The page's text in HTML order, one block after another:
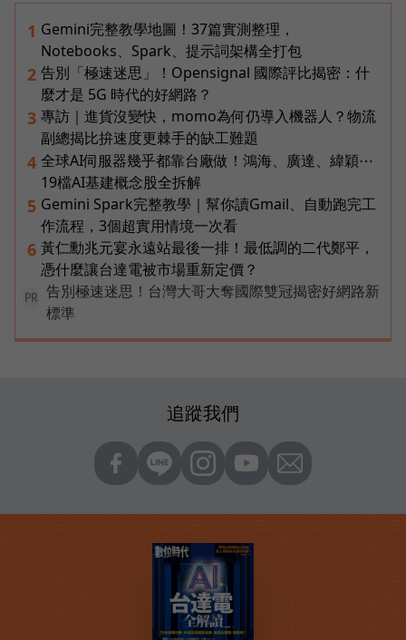
1 Gemini完整教學地圖！37篇實測整理，
Notebooks、Spark、提示詞架構全打包
2 告別「極速迷思」！Opensignal 國際評比揭密：什
麼才是 5G 時代的好網路？
3 專訪｜進貨沒變快，momo為何仍導入機器人？物流
副總揭比拚速度更棘手的缺工難題
4 全球AI伺服器幾乎都靠台廠做！鴻海、廣達、緯穎⋯
19檔AI基建概念股全拆解
5 Gemini Spark完整教學｜幫你讀Gmail、自動跑完工
作流程，3個超實用情境一次看
6 黃仁勳兆元宴永遠站最後一排！最低調的二代鄭平，
憑什麼讓台達電被市場重新定價？
PR
告別極速迷思！台灣大哥大奪國際雙冠揭密好網路新
標準
追蹤我們